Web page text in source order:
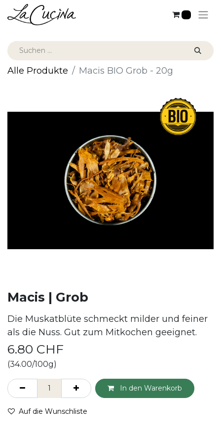
Alle Produkte Macis BIO Grob - 20g
Macis | Grob
Die Muskatblüte schmeckt milder und feiner
als die Nuss. Gut zum Mitkochen geeignet.
6.80 CHF
(34.00/100g)
In den Warenkorb
Auf die Wunschliste